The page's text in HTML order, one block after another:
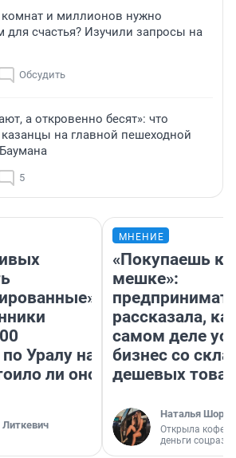
и миллионов нужно
для счастья? Изучили запросы на
Обсудить
а откровенно бесят»: что
на главной пешеходной
5
Уралу на
ли оно
Литкевич
МНЕНИЕ
«Покупаешь
мешке»:
рассказала,
самом деле
бизнес со
дешевых
Наталья
Открыла
деньги